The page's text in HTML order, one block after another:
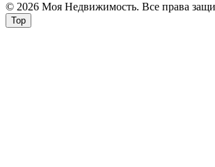
© 2026 Моя Недвижимость. Все права
Top